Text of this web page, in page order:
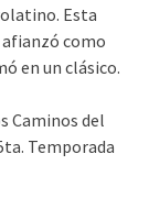
Esta
como
en un clásico.
Caminos del
Temporada